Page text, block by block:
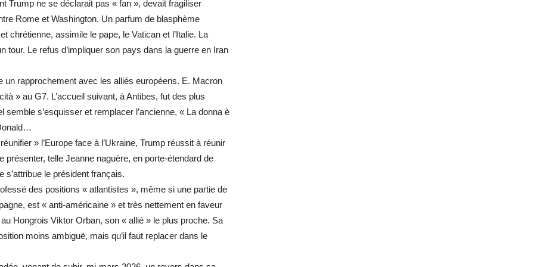
Trump ne se déclarait pas « fan », devait fragiliser
Rome et Washington. Un parfum de blasphème
chrétienne, assimile le pape, le Vatican et l’Italie. La
tour. Le refus d’impliquer son pays dans la guerre en Iran
un rapprochement avec les alliés européens. E. Macron
» au G7. L’accueil suivant, à Antibes, fut des plus
s’esquisser et remplacer l’ancienne, « La donna è
» l’Europe face à l’Ukraine, Trump réussit à réunir
présenter, telle Jeanne naguère, en porte-étendard de
s’attribue le président français.
des positions « atlantistes », même si une partie de
est « anti-américaine » et très nettement en faveur
Hongrois Viktor Orban, son « allié » le plus proche. Sa
moins ambiguë, mais qu’il faut replacer dans le